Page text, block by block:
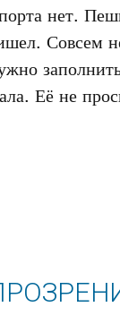
нет.
Совсем